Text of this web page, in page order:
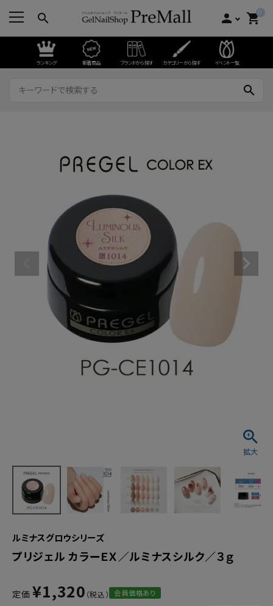
search person 0
shopping_cart
ランキング 新着商品 ブランドから探す カテゴリーから探す イベント一覧
search
ルミナスグロウシリーズ
プリジェル カラーＥＸ／ルミナスシルク／３ｇ
定価 ¥1,320 会員価格あり